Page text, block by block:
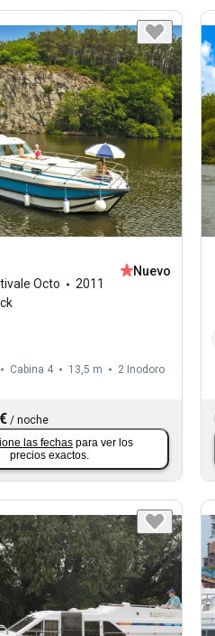
Octo
2011
Nuevo
Cabina 4 13,5 m 2 Inodoro
/ noche
las fechas para ver los
precios exactos.